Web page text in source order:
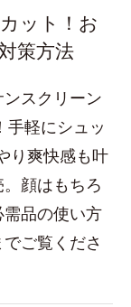
ット！お
策方法
スクリーン
手軽にシュッ
り爽快感も叶
顔はもちろ
品の使い方
ご覧くださ